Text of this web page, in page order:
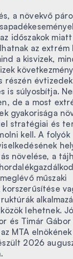
a növekvő
időszakok
az
a kisvizek,
részén
is súlyosbítja.
de a most
gyakorisága
stratégiai és
kell. A folyók
növelése, a
műszaki
lehetnek.
és Timár Gábor
MTA elnökének
2026